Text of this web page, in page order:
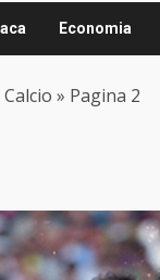
Economia
Calcio » Pagina 2